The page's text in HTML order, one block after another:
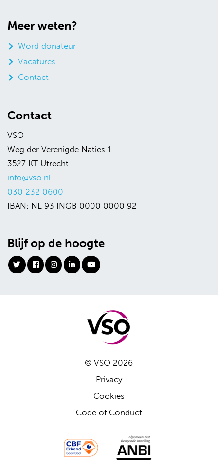
Meer weten?
Word donateur
Vacatures
Contact
Contact
VSO
Weg der Verenigde Naties 1
3527 KT Utrecht
info@vso.nl
030 232 0600
IBAN: NL 93 INGB 0000 0000 92
Blijf op de hoogte
© VSO 2026
Privacy
Cookies
Code of Conduct